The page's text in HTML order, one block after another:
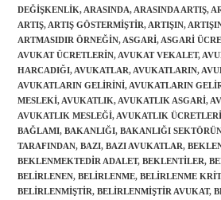
DEĞIŞKENLIK, ARASINDA, ARASINDA ARTIŞ,
ARTIŞ, ARTIŞ GÖSTERMIŞTIR, ARTIŞIN,
ARTMASIDIR ÖRNEĞIN, ASGARI, ASGARI
AVUKAT ÜCRETLERIN, AVUKAT VEKALET,
HARCADIĞI, AVUKATLAR, AVUKATLARIN,
AVUKATLARIN GELIRINI, AVUKATLARIN
MESLEKI, AVUKATLIK, AVUKATLIK ASGARI,
AVUKATLIK MESLEĞI, AVUKATLIK
BAĞLAMI, BAKANLIĞI, BAKANLIĞI
TARAFINDAN, BAZI, BAZI AVUKATLAR,
BEKLENMEKTEDIR ADALET, BEKLENTILER,
BELIRLENEN, BELIRLENME, BELIRLENME
BELIRLENMIŞTIR, BELIRLENMIŞTIR AVUKAT,